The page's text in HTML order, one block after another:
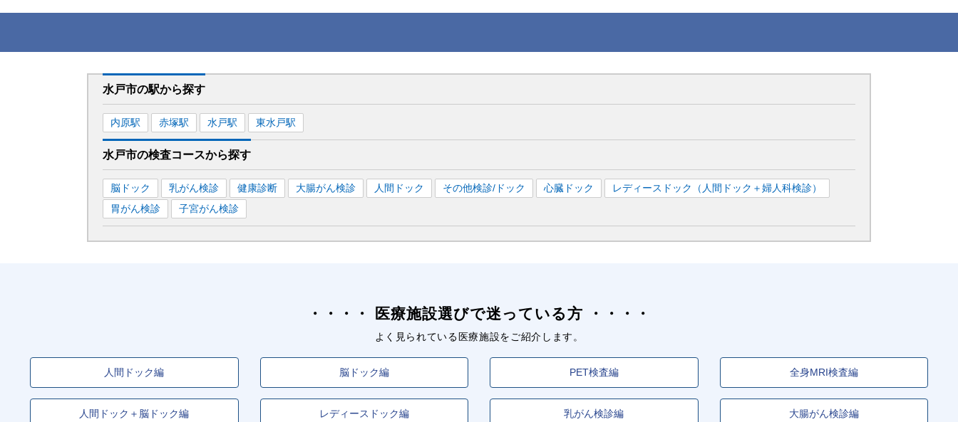
水戸市の駅から探す
内原駅 赤塚駅 水戸駅 東水戸駅
水戸市の検査コースから探す
脳ドック 乳がん検診 健康診断 大腸がん検診 人間ドック その他検診/ドック 心臓ドック
レディースドック（人間ドック＋婦人科検診）
胃がん検診
子宮がん検診
医療施設選びで迷っている方
よく見られている医療施設をご紹介します。
人間ドック編 脳ドック編 PET検査編 全身MRI検査編
人間ドック＋脳ドック編 レディースドック編 乳がん検診編 大腸がん検診編